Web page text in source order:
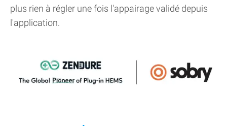
plus rien à régler une fois l'appairage validé depuis
l'application.